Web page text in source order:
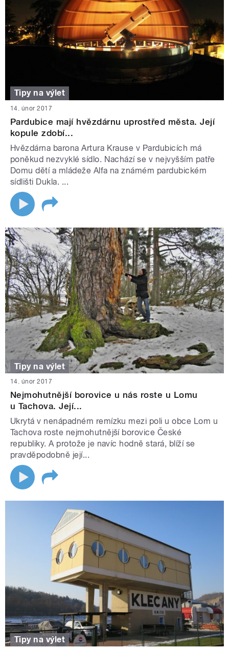
Tipy na výlet
14. únor 2017
Pardubice mají hvězdárnu uprostřed města. Její
kopule zdobí...
Hvězdárna barona Artura Krause v Pardubicích má
poněkud nezvyklé sídlo. Nachází se v nejvyšším patře
Domu dětí a mládeže Alfa na známém pardubickém
sídlišti Dukla. ...
Tipy na výlet
14. únor 2017
Nejmohutnější borovice u nás roste u Lomu
u Tachova. Její...
Ukrytá v nenápadném remízku mezi poli u obce Lom u
Tachova roste nejmohutnější borovice České
republiky. A protože je navíc hodně stará, blíží se
pravděpodobně její...
Tipy na výlet